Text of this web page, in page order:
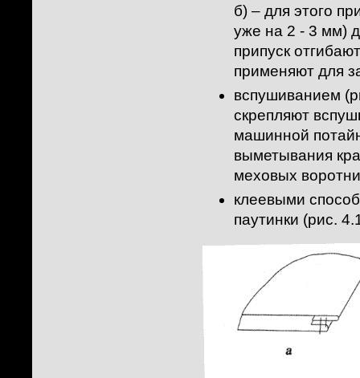
б) – для этого
уже на 2 - 3 мм)
припуск
применяют для
вспушиванием
скрепляют
машинной
выметывания
меховых
клеевыми
паутинки (рис.